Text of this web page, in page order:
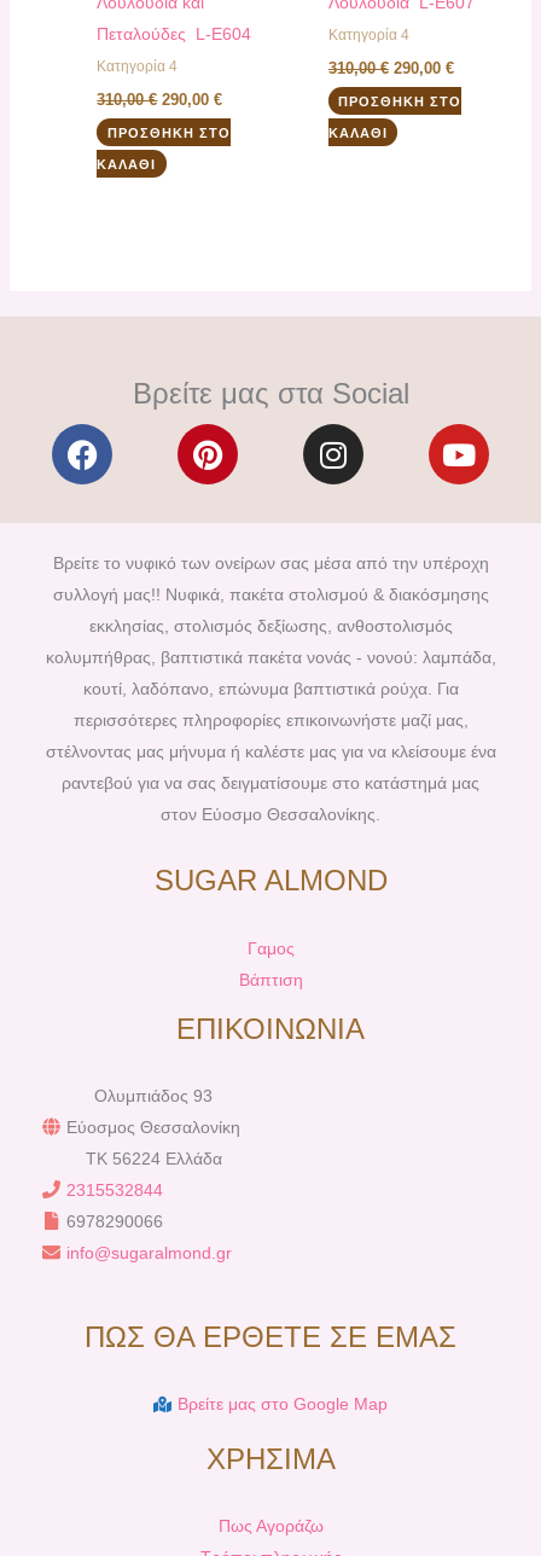
Πεταλούδες L-E604
Κατηγορία 4
310,00€ 290,00€
ΠΡΟΣΘΉΚΗ ΣΤΟ
ΚΑΛΆΘΙ
Κατηγορία 4
310,00€ 290,00 €
ΠΡΟΣΘΉΚΗ ΣΤΟ
ΚΑΛΆΘΙ
Βρείτε μας στα Social
F
a
e
b
o
o
k
P
i
t
e
r
e
s
t
I
n
t
a
g
r
a
m
Y
o
t
u
b
Βρείτε το νυφικό των ονείρων σας μέσα από την υπέροχη
συλλογή μας!! Νυφικά, πακέτα στολισμού & διακόσμησης
εκκλησίας, στολισμός δεξίωσης, ανθοστολισμός
κολυμπήθρας, βαπτιστικά πακέτα νονάς - νονού: λαμπάδα,
κουτί, λαδόπανο, επώνυμα βαπτιστικά ρούχα. Για
περισσότερες πληροφορίες επικοινωνήστε μαζί μας,
στέλνοντας μας μήνυμα ή καλέστε μας για να κλείσουμε ένα
ραντεβού για να σας δειγματίσουμε στο κατάστημά μας
στον Εύοσμο Θεσσαλονίκης.
SUGAR ALMOND
Γαμος
Βάπτιση
ΕΠΙΚΟΙΝΩΝΙΑ
Ολυμπιάδος 93
Εύοσμος Θεσσαλονίκη
TK 56224 Ελλάδα
2315532844
6978290066
info@sugaralmond.gr
ΠΩΣ ΘΑ ΕΡΘΕΤΕ ΣΕ ΕΜΑΣ
Βρείτε μας στο Google Map
ΧΡΗΣΙΜΑ
Πως Αγοράζω